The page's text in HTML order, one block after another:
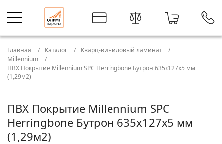
Главная Каталог
Кварц-виниловый ламинат
Millennium
ПВХ Покрытие Millennium SPC Herringbone Бутрон 635x127x5 мм
(1,29м2)
ПВХ Покрытие Millennium SPC
Herringbone Бутрон 635x127x5 мм
(1,29м2)